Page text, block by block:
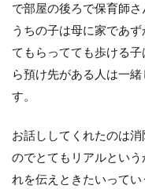
で部屋の後ろで保育師さ
うちの子は母に家であ
てもらってても歩ける
ら預け先がある人は一
す。
お話ししてくれたのは
のでとてもリアルとい
れを伝えときたいってい